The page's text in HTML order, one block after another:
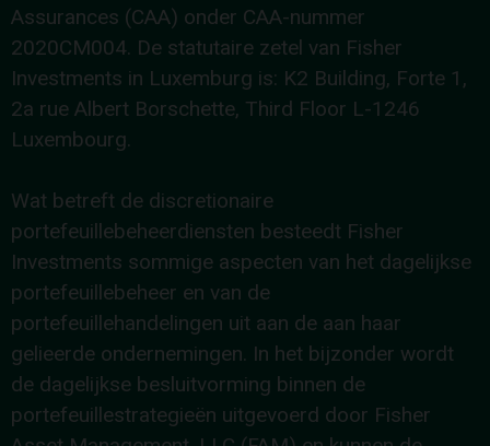
Assurances (CAA) onder CAA-nummer
2020CM004. De statutaire zetel van Fisher
Investments in Luxemburg is: K2 Building, Forte 1,
2a rue Albert Borschette, Third Floor L-1246
Luxembourg.
Wat betreft de discretionaire
portefeuillebeheerdiensten besteedt Fisher
Investments sommige aspecten van het dagelijkse
portefeuillebeheer en van de
portefeuillehandelingen uit aan de aan haar
gelieerde ondernemingen. In het bijzonder wordt
de dagelijkse besluitvorming binnen de
portefeuillestrategieën uitgevoerd door Fisher